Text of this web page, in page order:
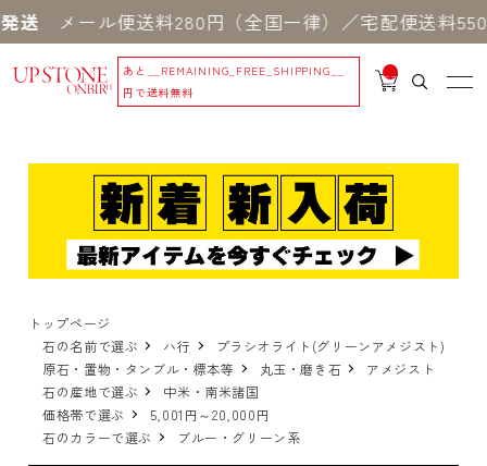
ール便送料280円（全国一律）／宅配便送料550円
あと
__REMAINING_FREE_SHIPPING__
円で送料無料
__
IT
_
トップページ
石の名前で選ぶ
ハ行
プラシオライト(グリーンアメジスト)
原石・置物・タンブル・標本等
丸玉・磨き石
アメジスト
石の産地で選ぶ
中米・南米諸国
価格帯で選ぶ
5,001円～20,000円
石のカラーで選ぶ
ブルー・グリーン系